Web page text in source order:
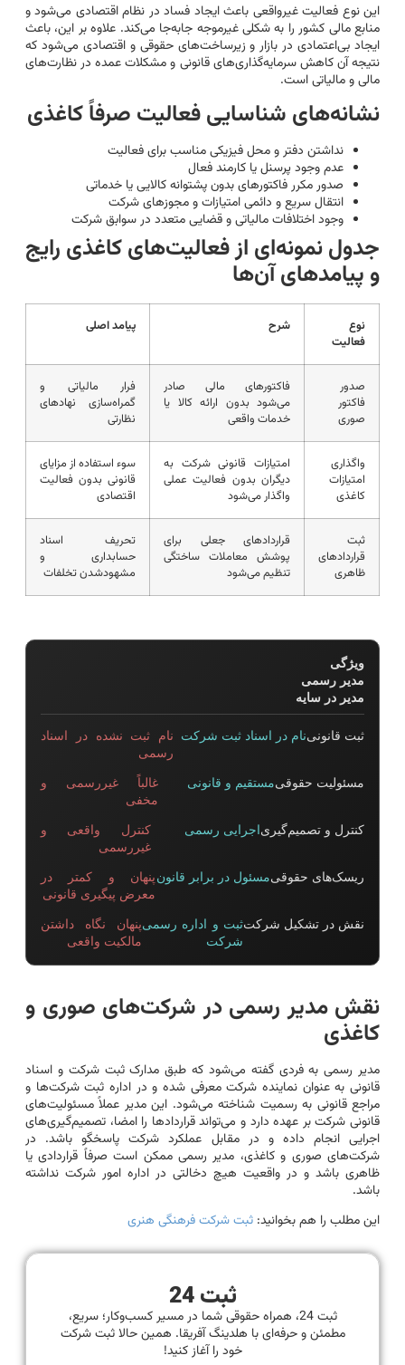
این نوع فعالیت غیرواقعی باعث ایجاد فساد در نظام اقتصادی می‌شود و
منابع مالی کشور را به شکلی غیرموجه جابه‌جا می‌کند. علاوه بر این، باعث
ایجاد بی‌اعتمادی در بازار و زیرساخت‌های حقوقی و اقتصادی می‌شود که
نتیجه آن کاهش سرمایه‌گذاری‌های قانونی و مشکلات عمده در نظارت‌های
مالی و مالیاتی است.
نشانه‌های شناسایی فعالیت صرفاً کاغذی
نداشتن دفتر و محل فیزیکی مناسب برای فعالیت
عدم وجود پرسنل یا کارمند فعال
صدور مکرر فاکتورهای بدون پشتوانه کالایی یا خدماتی
انتقال سریع و دائمی امتیازات و مجوزهای شرکت
وجود اختلافات مالیاتی و قضایی متعدد در سوابق شرکت
جدول نمونه‌ای از فعالیت‌های کاغذی رایج
و پیامدهای آن‌ها
نوع
فعالیت
شرح پیامد اصلی
صدور
فاکتور
صوری
فاکتورهای مالی صادر
می‌شود بدون ارائه کالا یا
خدمات واقعی
فرار مالیاتی و
گمراه‌سازی نهادهای
نظارتی
واگذاری
امتیازات
کاغذی
امتیازات قانونی شرکت به
دیگران بدون فعالیت عملی
واگذار می‌شود
سوء استفاده از مزایای
قانونی بدون فعالیت
اقتصادی
ثبت
قراردادهای
ظاهری
قراردادهای جعلی برای
پوشش معاملات ساختگی
تنظیم می‌شود
تحریف اسناد
حسابداری و
مشهودشدن تخلفات
ویژگی
مدیر رسمی
مدیر در سایه
ثبت قانونینام در اسناد ثبت شرکت
نام ثبت نشده در اسناد
رسمی
مسئولیت حقوقیمستقیم و قانونی
غالباً غیررسمی و
مخفی
کنترل و تصمیم‌گیریاجرایی رسمی
کنترل واقعی و
غیررسمی
ریسک‌های حقوقیمسئول در برابر قانونپنهان و کمتر در
معرض پیگیری قانونی
نقش در تشکیل شرکتثبت و اداره رسمی
شرکت
پنهان نگاه داشتن
مالکیت واقعی
نقش مدیر رسمی در شرکت‌های صوری و
کاغذی
مدیر رسمی به فردی گفته می‌شود که طبق مدارک ثبت شرکت و اسناد
قانونی به عنوان نماینده شرکت معرفی شده و در اداره ثبت شرکت‌ها و
مراجع قانونی به رسمیت شناخته می‌شود. این مدیر عملاً مسئولیت‌های
قانونی شرکت بر عهده دارد و می‌تواند قراردادها را امضا، تصمیم‌گیری‌های
اجرایی انجام داده و در مقابل عملکرد شرکت پاسخگو باشد. در
شرکت‌های صوری و کاغذی، مدیر رسمی ممکن است صرفاً قراردادی یا
ظاهری باشد و در واقعیت هیچ دخالتی در اداره امور شرکت نداشته
باشد.
این مطلب را هم بخوانید: ثبت شرکت فرهنگی هنری
ثبت 24
ثبت 24، همراه حقوقی شما در مسیر کسب‌وکار؛ سریع،
مطمئن و حرفه‌ای با هلدینگ آفریقا. همین حالا ثبت شرکت
خود را آغاز کنید!